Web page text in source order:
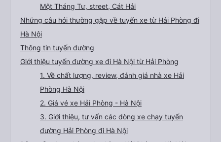
Một Tháng Tư, street, Cát Hải
Những câu hỏi thường gặp về tuyến xe từ Hải Phòng đi
Hà Nội
Thông tin tuyến đường
Giới thiệu tuyến đường xe đi Hà Nội từ Hải Phòng
1. Về chất lượng, review, đánh giá nhà xe Hải
Phòng Hà Nội
2. Giá vé xe Hải Phòng - Hà Nội
3. Giới thiệu, tư vấn các dòng xe chạy tuyến
đường Hải Phòng đi Hà Nội